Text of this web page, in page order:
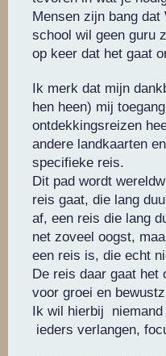
Mensen zijn bang
school wil geen guru
op keer dat het gaat
Ik merk dat mijn
hen heen) mij
ontdekkingsreizen
andere landkaarten
specifieke reis.
Dit pad wordt
reis gaat, die lang
af, een reis die lang
net zoveel oogst,
een reis is, die echt
De reis daar gaat het
voor groei en
Ik wil hierbij niemand
ieders verlangen,